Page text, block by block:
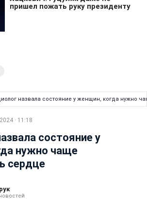
назвала состояние у женщин, когда нужно
· 11:18
состояние у
нужно чаще
сердце